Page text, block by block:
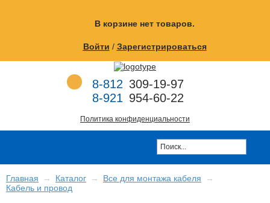
В корзине нет товаров.
Войти / Зарегистрироваться
8-812 309-19-97
8-921 954-60-22
Политика конфиденциальности
Главная → Каталог → Все для монтажа кабеля →
Кабель и провод